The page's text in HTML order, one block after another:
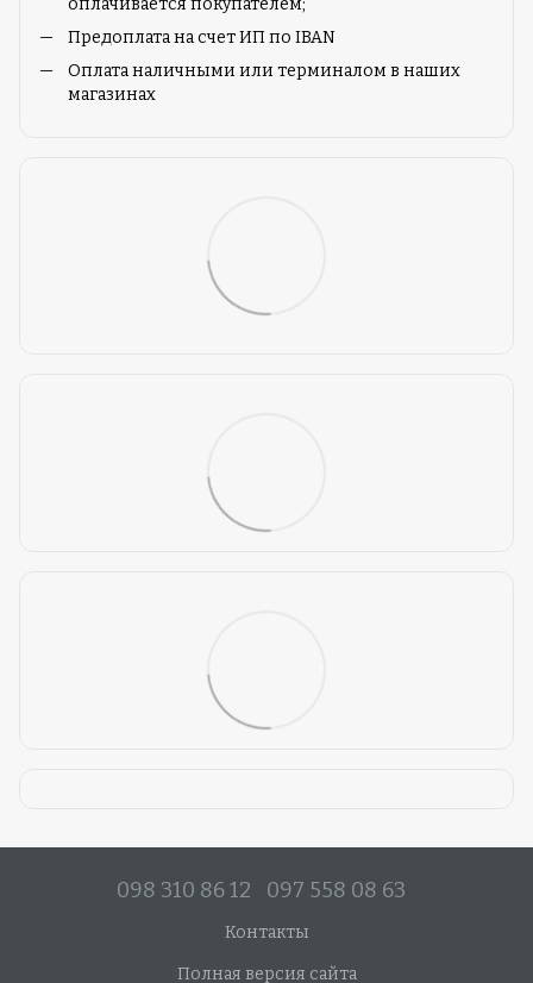
Предоплата на счет ИП по IBAN
Оплата наличными или терминалом в наших
магазинах
098 310 86 12 097 558 08 63
Контакты
Полная версия сайта